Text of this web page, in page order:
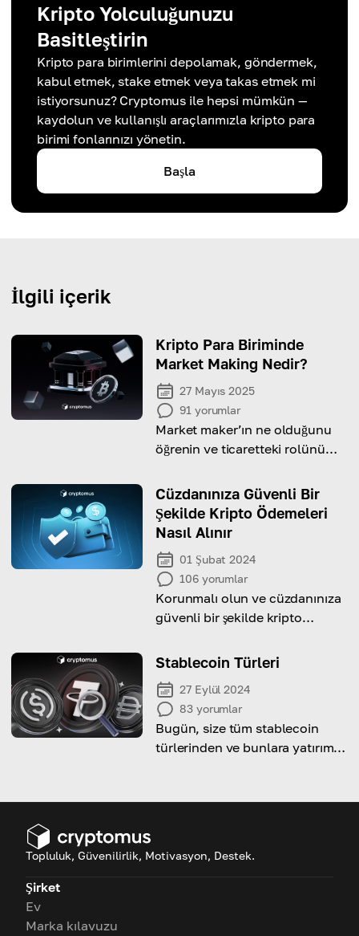
Kripto Yolculuğunuzu
Basitleştirin
Kripto para birimlerini depolamak, göndermek,
kabul etmek, stake etmek veya takas etmek mi
istiyorsunuz? Cryptomus ile hepsi mümkün —
kaydolun ve kullanışlı araçlarımızla kripto para
birimi fonlarınızı yönetin.
Başla
İlgili içerik
Kripto Para Biriminde
Market Making Nedir?
27 Mayıs 2025
91 yorumlar
Market maker’ın ne olduğunu
öğrenin ve ticaretteki rolünü
Cüzdanınıza Güvenli Bir
Şekilde Kripto Ödemeleri
Nasıl Alınır
01 Şubat 2024
106 yorumlar
Korunmalı olun ve cüzdanınıza
güvenli bir şekilde kripto
öğrenin
Stablecoin Türleri
27 Eylül 2024
83 yorumlar
Bugün, size tüm stablecoin
türlerinden ve bunlara yatırım
Topluluk, Güvenilirlik, Motivasyon, Destek.
Şirket
Ev
Marka kılavuzu